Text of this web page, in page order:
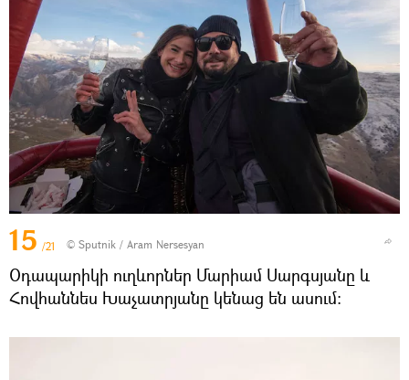
15 /21 © Sputnik / Aram Nersesyan
Օդապարիկի ուղևորներ Մարիամ Սարգսյանը և
Հովհաննես Խաչատրյանը կենաց են ասում։